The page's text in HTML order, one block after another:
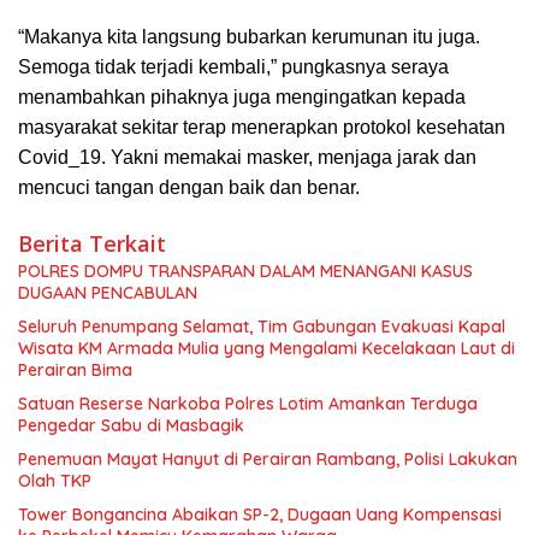
“Makanya kita langsung bubarkan kerumunan itu juga.
Semoga tidak terjadi kembali,” pungkasnya seraya
menambahkan pihaknya juga mengingatkan kepada
masyarakat sekitar terap menerapkan protokol kesehatan
Covid_19. Yakni memakai masker, menjaga jarak dan
mencuci tangan dengan baik dan benar.
Berita Terkait
POLRES DOMPU TRANSPARAN DALAM MENANGANI KASUS
DUGAAN PENCABULAN
Seluruh Penumpang Selamat, Tim Gabungan Evakuasi Kapal
Wisata KM Armada Mulia yang Mengalami Kecelakaan Laut di
Perairan Bima
Satuan Reserse Narkoba Polres Lotim Amankan Terduga
Pengedar Sabu di Masbagik
Penemuan Mayat Hanyut di Perairan Rambang, Polisi Lakukan
Olah TKP
Tower Bongancina Abaikan SP-2, Dugaan Uang Kompensasi